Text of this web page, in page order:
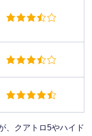
、クアトロ5やハイド